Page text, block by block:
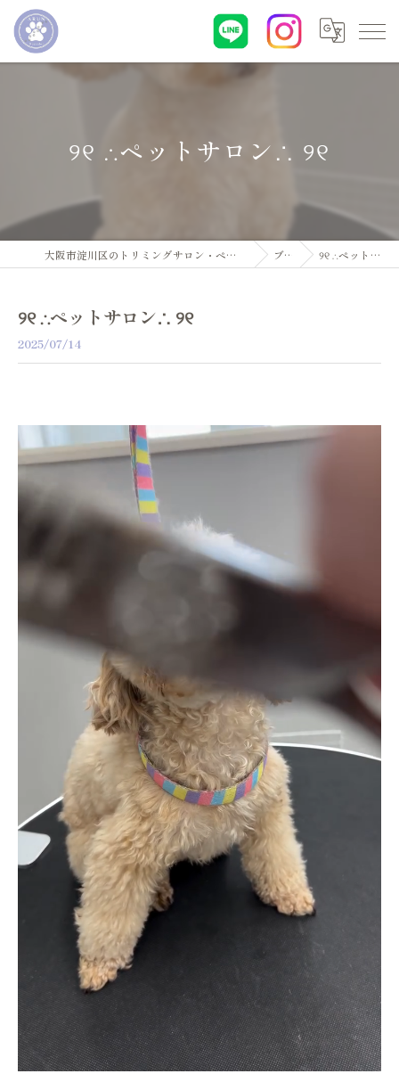
୨୧ ∴ペットサロン∴ ୨୧
大阪市淀川区のトリミングサロン・ペットサロンならDogsalon ARUN ブログ ୨୧ ∴ペットサロン∴ ୨୧
୨୧ ∴ペットサロン∴ ୨୧
2025/07/14